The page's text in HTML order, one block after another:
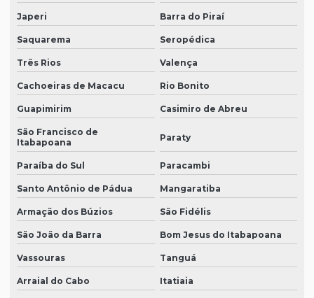
Japeri Barra do Piraí
Saquarema Seropédica
Três Rios Valença
Cachoeiras de Macacu Rio Bonito
Guapimirim Casimiro de Abreu
São Francisco de
Itabapoana
Paraty
Paraíba do Sul Paracambi
Santo Antônio de Pádua Mangaratiba
Armação dos Búzios São Fidélis
São João da Barra Bom Jesus do Itabapoana
Vassouras Tanguá
Arraial do Cabo Itatiaia